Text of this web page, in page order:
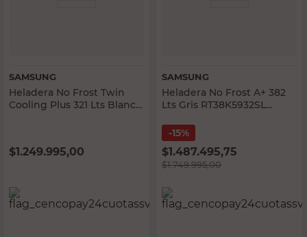
SAMSUNG
Heladera No Frost Twin
Cooling Plus 321 Lts Blanca
$1.249.995,00
SAMSUNG
Heladera No Frost A+ 382
Lts Gris RT38K5932SL
15%
$1.487.495,75
$1.749.995,00